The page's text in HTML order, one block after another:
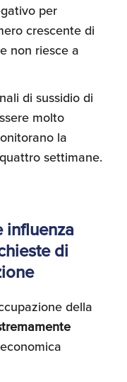
per
crescente di
non riesce a
di sussidio di
molto
la
settimane.
influenza
di
della